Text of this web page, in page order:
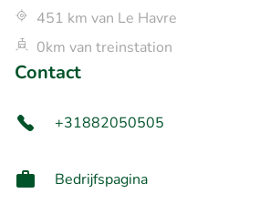
451 km van Le Havre
0km van treinstation
Contact
+31882050505
Bedrijfspagina